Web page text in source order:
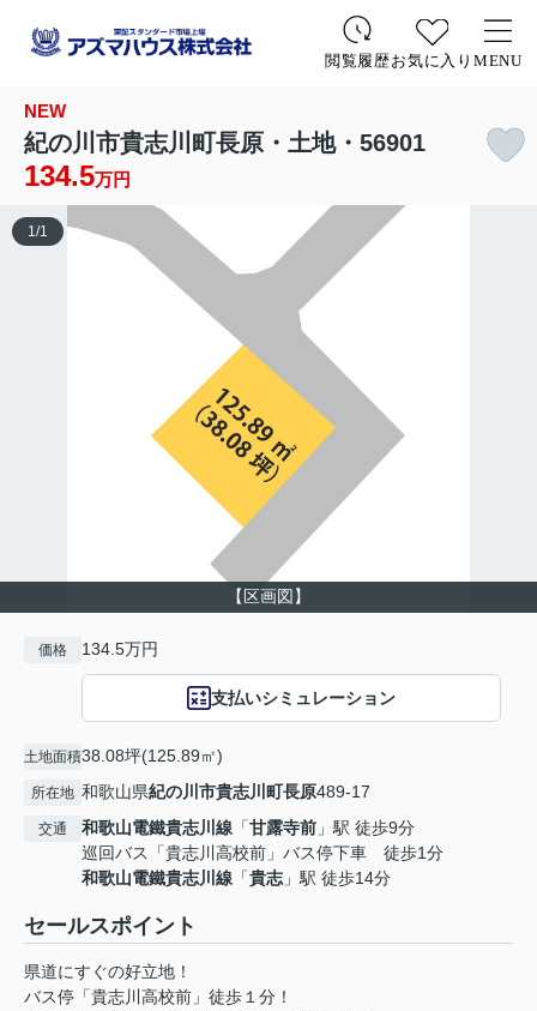
閲覧履歴お気に入り MENU
NEW
紀の川市貴志川町長原・土地・56901
134.5万円
【区画図】
1 /1
価格 134.5万円
支払いシミュレーション
土地面積38.08坪(125.89㎡)
所在地 和歌山県紀の川市貴志川町長原489-17
交通 和歌山電鐵貴志川線 「甘露寺前 」駅 徒歩9分
巡回バス「貴志川高校前」バス停下車 徒歩1分
和歌山電鐵貴志川線 「貴志 」駅 徒歩14分
セールスポイント
県道にすぐの好立地！
バス停「貴志川高校前」徒歩１分！